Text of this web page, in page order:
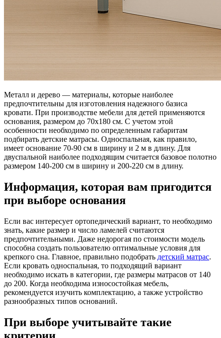
Металл и дерево — материалы, которые наиболее
предпочтительны для изготовления надежного базиса
кровати. При производстве мебели для детей применяются
основания, размером до 70х180 см. С учетом этой
особенности необходимо по определенным габаритам
подбирать детские матрасы. Односпальная, как правило,
имеет основание 70-90 см в ширину и 2 м в длину. Для
двуспальной наиболее подходящим считается базовое полотно
размером 140-200 см в ширину и 200-220 см в длину.
Информация, которая вам пригодится
при выборе основания
Если вас интересует ортопедический вариант, то необходимо
знать, какие размер и число ламелей считаются
предпочтительными. Даже недорогая по стоимости модель
способна создать пользователю оптимальные условия для
крепкого сна. Главное, правильно подобрать детский матрас.
Если кровать односпальная, то подходящий вариант
необходимо искать в категории, где размеры матрасов от 140
до 200. Когда необходима износостойкая мебель,
рекомендуется изучить комплектацию, а также устройство
разнообразных типов оснований.
При выборе учитывайте такие
критерии